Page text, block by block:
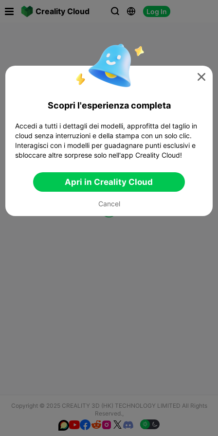
Creality Cloud   Log In
Copyright © 2025 CREALITY 3D (HK) TECHNOLOGY LIMITED All Rights
Reserved.,
  

Scopri l'esperienza completa
Accedi a tutti i dettagli dei modelli, approfitta del taglio in
cloud senza interruzioni e della stampa con un solo clic.
Interagisci con i modelli per guadagnare punti esclusivi e
sbloccare altre sorprese solo nell'app Creality Cloud!
Apri in Creality Cloud
Cancel